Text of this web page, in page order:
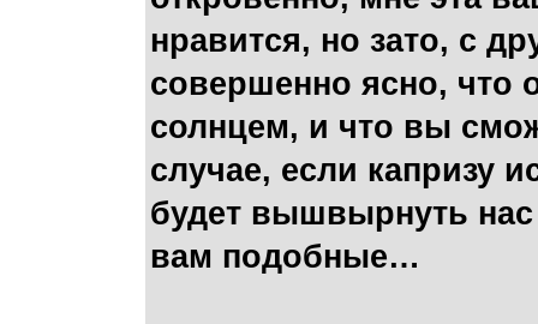
нравится, но зато, с
совершенно ясно, что
солнцем, и что вы
случае, если капризу
будет вышвырнуть нас
вам подобные…